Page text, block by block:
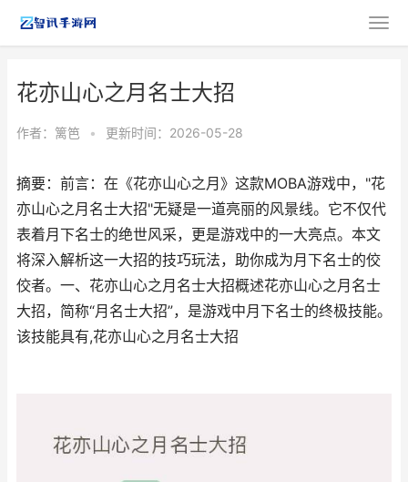
花亦山心之月名士大招
作者： 篱笆 • 更新时间：2026-05-28
摘要：前言：在《花亦山心之月》这款MOBA游戏中，"花
亦山心之月名士大招"无疑是一道亮丽的风景线。它不仅代
表着月下名士的绝世风采，更是游戏中的一大亮点。本文
将深入解析这一大招的技巧玩法，助你成为月下名士的佼
佼者。一、花亦山心之月名士大招概述花亦山心之月名士
大招，简称“月名士大招”，是游戏中月下名士的终极技能。
该技能具有,花亦山心之月名士大招